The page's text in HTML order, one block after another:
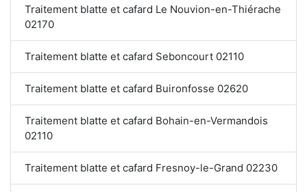
Traitement blatte et cafard Le Nouvion-en-Thiérache
02170
Traitement blatte et cafard Seboncourt 02110
Traitement blatte et cafard Buironfosse 02620
Traitement blatte et cafard Bohain-en-Vermandois
02110
Traitement blatte et cafard Fresnoy-le-Grand 02230